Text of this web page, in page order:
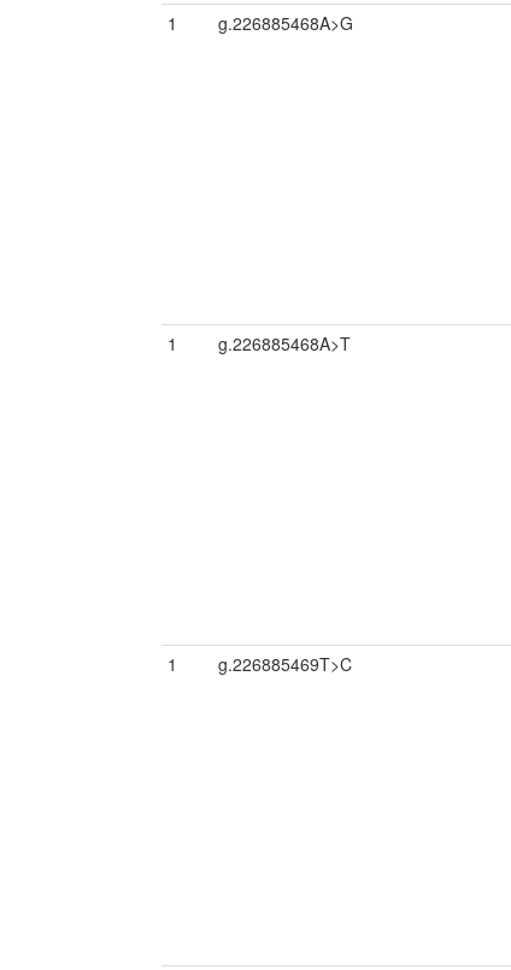
1 g.226885468A>G
1 g.226885468A>T
1 g.226885469T>C